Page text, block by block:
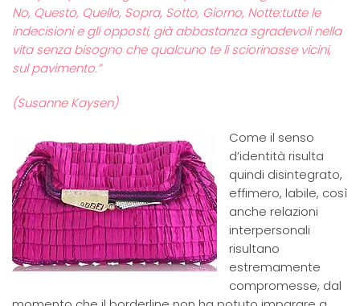
No, Questo, Quello, Sopra, Sotto, Giorno, Notte:tutte le
indecisioni e gli opposti, già abbastanza sgradevoli nella
vita senza bisogno che qualcuno te li sciorinasse vicini,
sul pavimento.”
(Susanne Kaysen)
Come il senso
d’identità risulta
quindi disintegrato,
effimero, labile, così
anche relazioni
interpersonali
risultano
estremamente
compromesse, dal